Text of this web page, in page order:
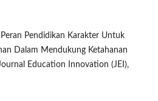
Pendidikan Karakter Untuk
Dalam Mendukung Ketahanan
Education Innovation (JEI),